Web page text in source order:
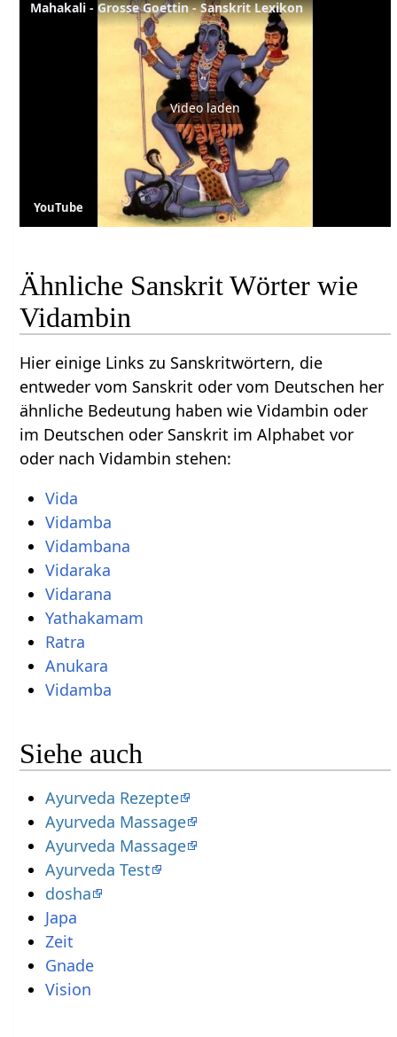
Mahakali - Grosse Goettin - Sanskrit Lexikon
Video laden
YouTube
Ähnliche Sanskrit Wörter wie
Vidambin
Hier einige Links zu Sanskritwörtern, die
entweder vom Sanskrit oder vom Deutschen her
ähnliche Bedeutung haben wie Vidambin oder
im Deutschen oder Sanskrit im Alphabet vor
oder nach Vidambin stehen:
Vida
Vidamba
Vidambana
Vidaraka
Vidarana
Yathakamam
Ratra
Anukara
Vidamba
Siehe auch
Ayurveda Rezepte
Ayurveda Massage
Ayurveda Massage
Ayurveda Test
dosha
Japa
Zeit
Gnade
Vision